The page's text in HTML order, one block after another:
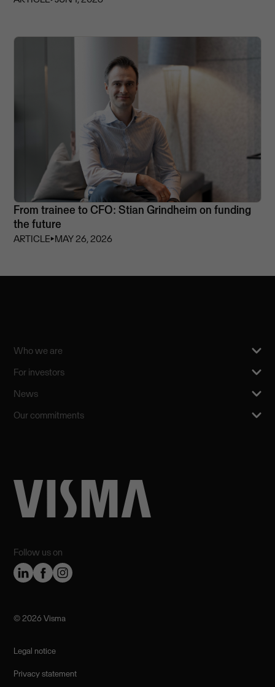
From trainee to CFO: Stian Grindheim on funding
the future
ARTICLE⏵MAY 26, 2026
Follow us on
Who we are
For investors
News
Our commitments
©️ 2026 Visma
Legal notice
Privacy statement